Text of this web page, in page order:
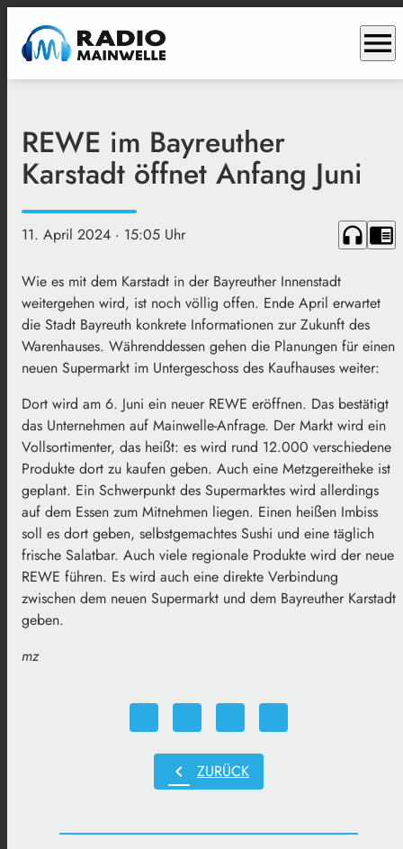
menu
REWE im Bayreuther
Karstadt öffnet Anfang Juni
11. April 2024 · 15:05 Uhr headphones chrome_reader_mode
Wie es mit dem Karstadt in der Bayreuther Innenstadt
weitergehen wird, ist noch völlig offen. Ende April erwartet
die Stadt Bayreuth konkrete Informationen zur Zukunft des
Warenhauses. Währenddessen gehen die Planungen für einen
neuen Supermarkt im Untergeschoss des Kaufhauses weiter:
Dort wird am 6. Juni ein neuer REWE eröffnen. Das bestätigt
das Unternehmen auf Mainwelle-Anfrage. Der Markt wird ein
Vollsortimenter, das heißt: es wird rund 12.000 verschiedene
Produkte dort zu kaufen geben. Auch eine Metzgereitheke ist
geplant. Ein Schwerpunkt des Supermarktes wird allerdings
auf dem Essen zum Mitnehmen liegen. Einen heißen Imbiss
soll es dort geben, selbstgemachtes Sushi und eine täglich
frische Salatbar. Auch viele regionale Produkte wird der neue
REWE führen. Es wird auch eine direkte Verbindung
zwischen dem neuen Supermarkt und dem Bayreuther Karstadt
geben.
mz
chevron_left ZURÜCK